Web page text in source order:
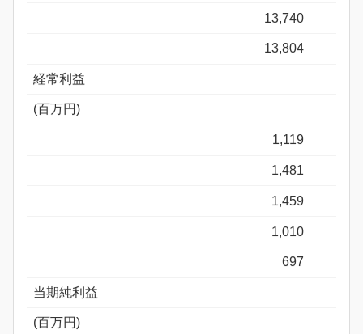
13,740
13,804
経常利益
(百万円)
1,119
1,481
1,459
1,010
697
当期純利益
(百万円)